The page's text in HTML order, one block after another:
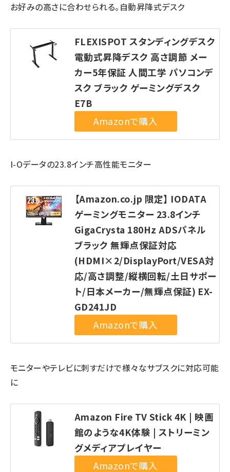
お好みの高さに合わせられる。自動昇降式デスク
FLEXISPOT スタンディングデスク
電動式昇降デスク 高さ調節 メー
カー5年保証 人間工学 パソコンデ
スク ブラック ゲーミングデスク
E7B
I-Oデータの23.8インチ高性能モニター
【Amazon.co.jp 限定】 IODATA
ゲーミングモニター 23.8インチ
GigaCrysta 180Hz ADSパネル
ブラック 無輝点保証対応
(HDMI×2/DisplayPort/VESA対
応/高さ調整/縦横回転/土日サポー
ト/日本メーカー/無輝点保証) EX-
GD241JD
モニターやテレビに刺すだけで様々なサブスクに対応可能
に
Amazon Fire TV Stick 4K | 映画
館のような4K体験 | ストリーミン
グメディアプレイヤー